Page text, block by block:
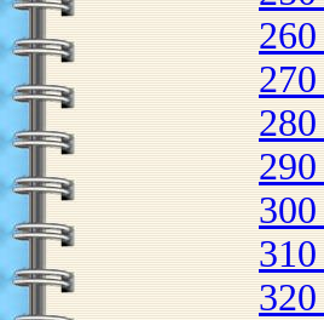
260
270
280
290
300
310
320